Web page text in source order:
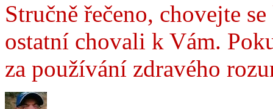
Stručně řečeno, chovejte
ostatní chovali k Vám.
za používání zdravého